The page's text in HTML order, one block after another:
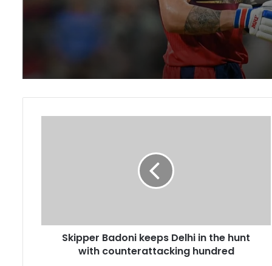
दिल्ली कैपिटल्स के
RCB का ऐतिहासिक रिकॉर्ड
चर्चा का विषय
counterattacking
hundredSkipper Badoni keeps Delhi in the hunt
with counterattacking hundred